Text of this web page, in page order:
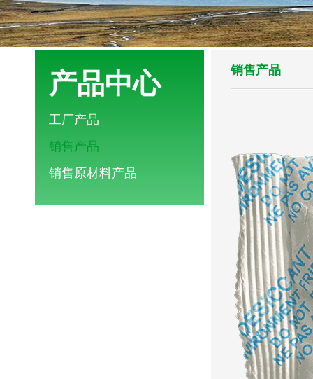
产品中心
工厂产品
销售产品
销售原材料产品
销售产品